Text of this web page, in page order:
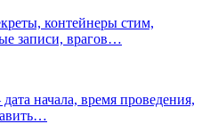
контейнеры стим,
записи, врагов…
начала, время проведения,